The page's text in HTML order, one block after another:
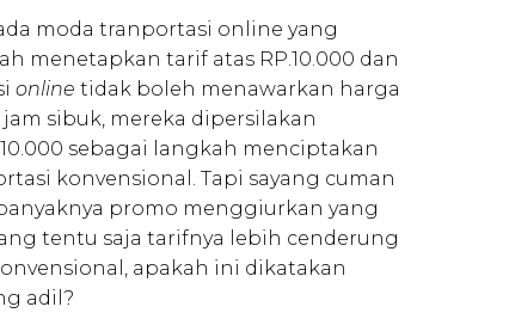
moda tranportasi online yang
menetapkan tarif atas RP.10.000 dan
online tidak boleh menawarkan harga
sibuk, mereka dipersilakan
sebagai langkah menciptakan
konvensional. Tapi sayang cuman
promo menggiurkan yang
tentu saja tarifnya lebih cenderung
apakah ini dikatakan
adil?